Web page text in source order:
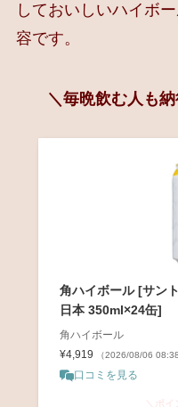
しておいしいハイボ
容です。
＼毎晩飲む人も
角ハイボール [サン
日本 350ml×24缶]
角ハイボール
¥4,919
（2026/08/06
口コミを見る